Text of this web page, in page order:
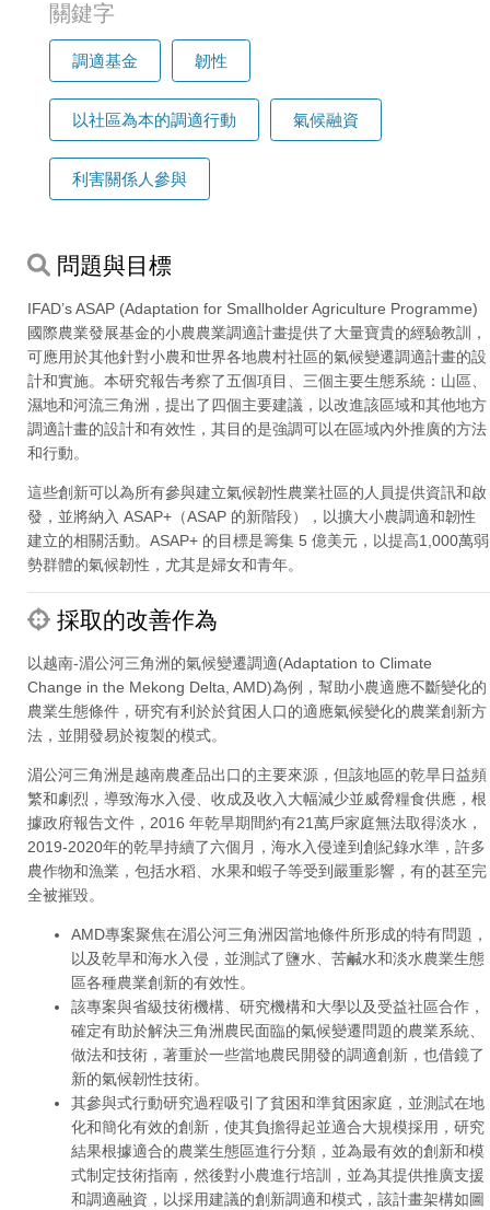
關鍵字
調適基金 韌性
以社區為本的調適行動 氣候融資
利害關係人參與
問題與目標
IFAD’s ASAP (Adaptation for Smallholder Agriculture Programme)
國際農業發展基金的小農農業調適計畫提供了大量寶貴的經驗教訓，
可應用於其他針對小農和世界各地農村社區的氣候變遷調適計畫的設
計和實施。本研究報告考察了五個項目、三個主要生態系統：山區、
濕地和河流三角洲，提出了四個主要建議，以改進該區域和其他地方
調適計畫的設計和有效性，其目的是強調可以在區域內外推廣的方法
和行動。
這些創新可以為所有參與建立氣候韌性農業社區的人員提供資訊和啟
發，並將納入 ASAP+（ASAP 的新階段），以擴大小農調適和韌性
建立的相關活動。ASAP+ 的目標是籌集 5 億美元，以提高1,000萬弱
勢群體的氣候韌性，尤其是婦女和青年。
採取的改善作為
以越南-湄公河三角洲的氣候變遷調適(Adaptation to Climate
Change in the Mekong Delta, AMD)為例，幫助小農適應不斷變化的
農業生態條件，研究有利於於貧困人口的適應氣候變化的農業創新方
法，並開發易於複製的模式。
湄公河三角洲是越南農產品出口的主要來源，但該地區的乾旱日益頻
繁和劇烈，導致海水入侵、收成及收入大幅減少並威脅糧食供應，根
據政府報告文件，2016 年乾旱期間約有21萬戶家庭無法取得淡水，
2019-2020年的乾旱持續了六個月，海水入侵達到創紀錄水準，許多
農作物和漁業，包括水稻、水果和蝦子等受到嚴重影響，有的甚至完
全被摧毀。
AMD專案聚焦在湄公河三角洲因當地條件所形成的特有問題，
以及乾旱和海水入侵，並測試了鹽水、苦鹹水和淡水農業生態
區各種農業創新的有效性。
該專案與省級技術機構、研究機構和大學以及受益社區合作，
確定有助於解決三角洲農民面臨的氣候變遷問題的農業系統、
做法和技術，著重於一些當地農民開發的調適創新，也借鏡了
新的氣候韌性技術。
其參與式行動研究過程吸引了貧困和準貧困家庭，並測試在地
化和簡化有效的創新，使其負擔得起並適合大規模採用，研究
結果根據適合的農業生態區進行分類，並為最有效的創新和模
式制定技術指南，然後對小農進行培訓，並為其提供推廣支援
和調適融資，以採用建議的創新調適和模式，該計畫架構如圖